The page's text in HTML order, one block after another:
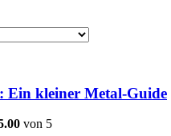
Ein kleiner Metal-Guide
von 5